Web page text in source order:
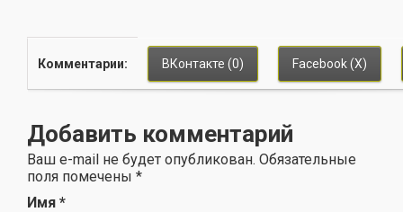
Комментарии: ВКонтакте (0) Facebook (X)
Добавить комментарий
Ваш e-mail не будет опубликован. Обязательные
поля помечены *
Имя *